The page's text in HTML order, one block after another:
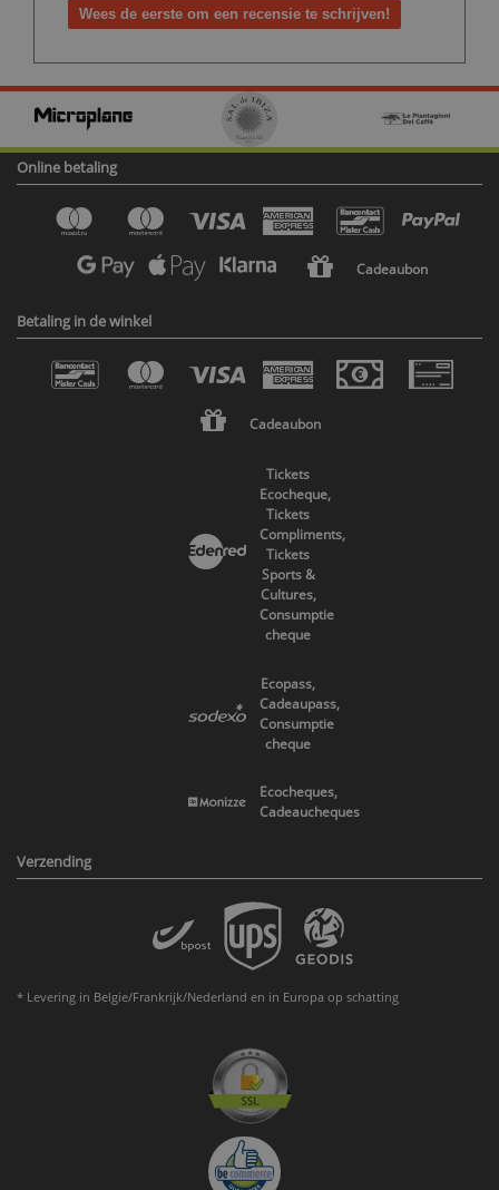
Wees de eerste om een recensie te schrijven!
Online betaling
Cadeaubon
Betaling in de winkel
Cadeaubon
Tickets
Ecocheque,
Tickets
Compliments,
Tickets
Sports &
Cultures,
Consumptie
cheque
Ecopass,
Cadeaupass,
Consumptie
cheque
Ecocheques,
Cadeaucheques
Verzending
* Levering in Belgie/Frankrijk/Nederland en in Europa op schatting